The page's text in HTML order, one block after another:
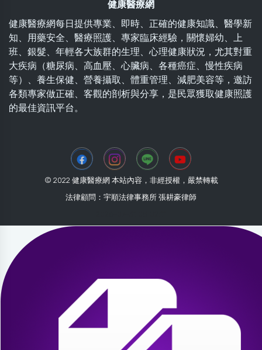
健康醫療網
健康醫療網每日提供專業、即時、正確的健康知識、醫學新
知、用藥安全、醫療照護、專家臨床經驗，關懷婦幼、上
班、銀髮、年輕各大族群的生理、心理健康狀況，尤其對重
大疾病（糖尿病、高血壓、心臟病、各種癌症、慢性疾病
等）、養生保健、營養攝取、體重管理、減肥美容等，邀訪
各類專家做正確、客觀的剖析與分享，是民眾獲取健康照護
的最佳資訊平台。
© 2022 健康醫療網 本站內容，非經授權，嚴禁轉載
法律顧問：宇順法律事務所 張耕豪律師